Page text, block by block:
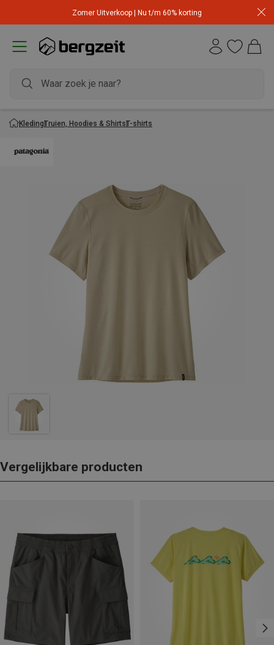
Zomer Uitverkoop | Nu t/m 60% korting
KledingTruien, Hoodies & ShirtsT-shirts
Vergelijkbare producten